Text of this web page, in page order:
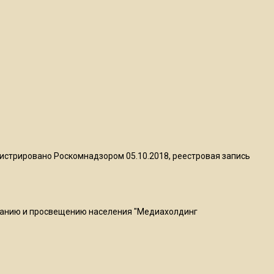
как МРОТ влияет на
Роскомнадзором 05.10.2018, реестровая запись
и просвещению населения "Медиахолдинг